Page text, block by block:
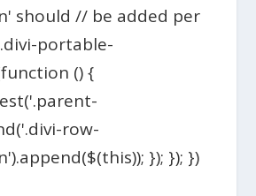
should // be added per
portable-
() {
row-
}); }); })